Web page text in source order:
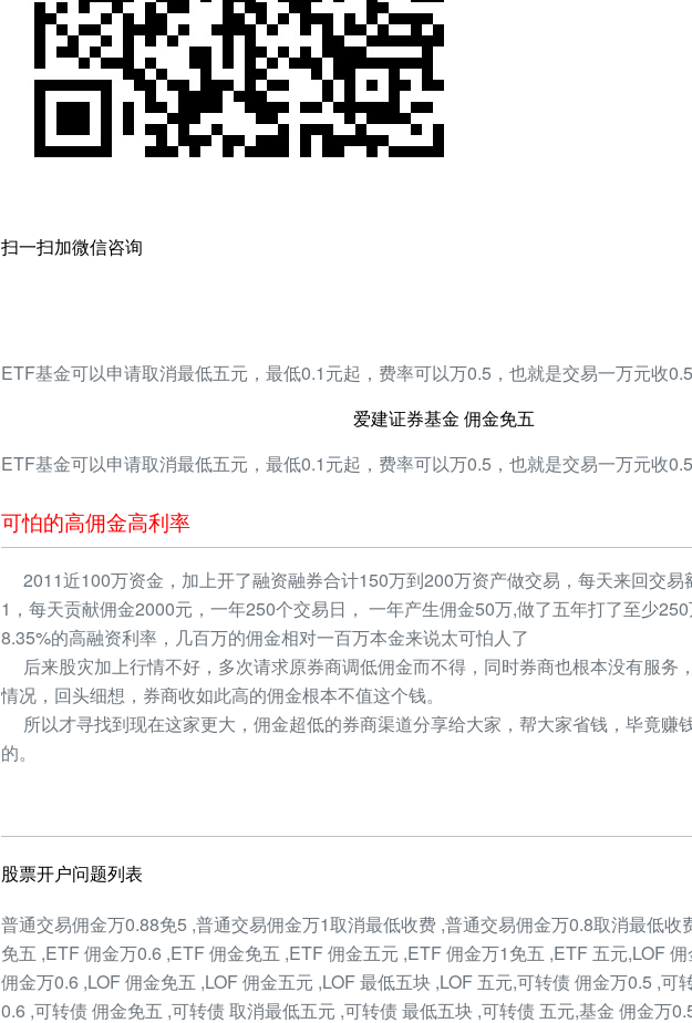
扫一扫加微信咨询
ETF基金可以申请取消最低五元，最低0.1元起，费率可以万0.5，也就是交易一万元收
爱建证券基金 佣金免五
ETF基金可以申请取消最低五元，最低0.1元起，费率可以万0.5，也就是交易一万元收
可怕的高佣金高利率
2011近100万资金，加上开了融资融券合计150万到200万资产做交易，每天来回交易
1，每天贡献佣金2000元，一年250个交易日， 一年产生佣金50万,做了五年打了至少
8.35%的高融资利率，几百万的佣金相对一百万本金来说太可怕人了
后来股灾加上行情不好，多次请求原券商调低佣金而不得，同时券商也根本没有服务
情况，回头细想，券商收如此高的佣金根本不值这个钱。
所以才寻找到现在这家更大，佣金超低的券商渠道分享给大家，帮大家省钱，毕竟赚
的。
股票开户问题列表
普通交易佣金万0.88免5 ,普通交易佣金万1取消最低收费 ,普通交易佣金万0.8取消最低收
免五 ,ETF 佣金万0.6 ,ETF 佣金免五 ,ETF 佣金五元 ,ETF 佣金万1免五 ,ETF 五元,LOF
佣金万0.6 ,LOF 佣金免五 ,LOF 佣金五元 ,LOF 最低五块 ,LOF 五元,可转债 佣金万0.5 ,可
0.6 ,可转债 佣金免五 ,可转债 取消最低五元 ,可转债 最低五块 ,可转债 五元,基金 佣金万